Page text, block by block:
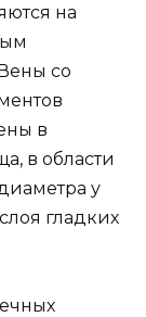
на
со
в
в области
у
гладких